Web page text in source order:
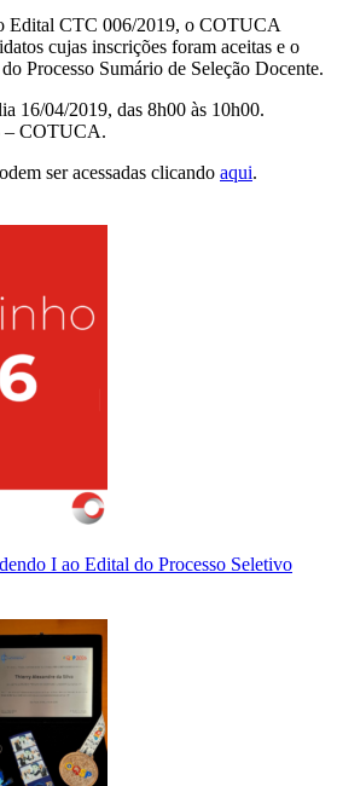
Edital CTC 006/2019, o COTUCA
cujas inscrições foram aceitas e o
Processo Sumário de Seleção Docente.
16/04/2019, das 8h00 às 10h00.
– COTUCA.
ser acessadas clicando aqui.
I ao Edital do Processo Seletivo